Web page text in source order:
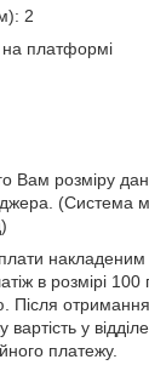
2
на платформі
Вам розміру
(Система
в розмірі
Після
вартість у
платежу.